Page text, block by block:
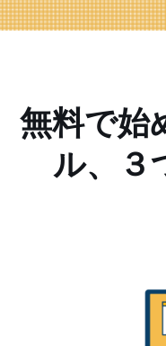
無料で始
ル、３